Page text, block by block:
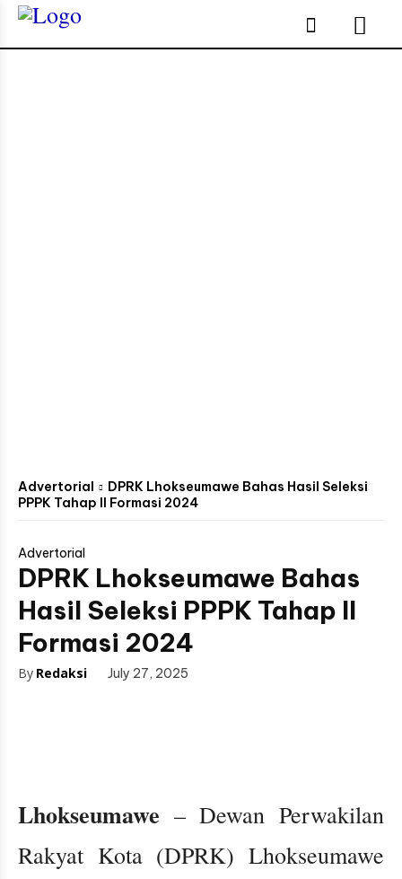
Advertorial
DPRK Lhokseumawe Bahas Hasil Seleksi
PPPK Tahap II Formasi 2024
Advertorial
DPRK Lhokseumawe Bahas
Hasil Seleksi PPPK Tahap II
Formasi 2024
By Redaksi July 27, 2025
Lhokseumawe – Dewan Perwakilan
Rakyat Kota (DPRK) Lhokseumawe